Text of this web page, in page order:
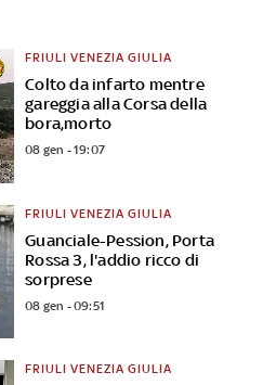
Colto da infarto mentre
gareggia alla Corsa della
bora,morto
FRIULI VENEZIA GIULIA
08 gen - 19:07
Guanciale-Pession, Porta
Rossa 3, l'addio ricco di
sorprese
FRIULI VENEZIA GIULIA
08 gen - 09:51
FRIULI VENEZIA GIULIA